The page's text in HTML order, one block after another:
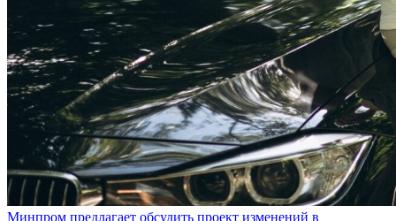
Минпром предлагает обсудить проект изменений в